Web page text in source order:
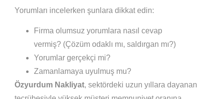
Yorumları incelerken şunlara dikkat edin:
Firma olumsuz yorumlara nasıl cevap
vermiş? (Çözüm odaklı mı, saldırgan mı?)
Yorumlar gerçekçi mi?
Zamanlamaya uyulmuş mu?
Özyurdum Nakliyat, sektördeki uzun yıllara dayanan